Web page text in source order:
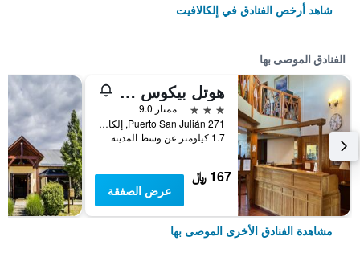
شاهد أرخص الفنادق في إلكالافيت
الفنادق الموصى بها
هوتل بيكوس ديل سور
3 نجوم
ممتاز 9.0
Puerto San Julián 271, إلكالافيت, محافظة سانتا كروز, الأرجنتين
1.7 كيلومتر عن وسط المدينة
167 ﷼
عرض الصفقة
مشاهدة الفنادق الأخرى الموصى بها